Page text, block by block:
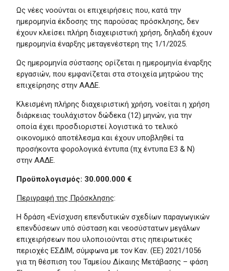
Ως νέες νοούνται οι επιχειρήσεις που, κατά την
ημερομηνία έκδοσης της παρούσας πρόσκλησης, δεν
έχουν κλείσει πλήρη διαχειριστική χρήση, δηλαδή έχουν
ημερομηνία έναρξης μεταγενέστερη της 1/1/2025.
Ως ημερομηνία σύστασης ορίζεται η ημερομηνία έναρξης
εργασιών, που εμφανίζεται στα στοιχεία μητρώου της
επιχείρησης στην ΑΑΔΕ.
Κλεισμένη πλήρης διαχειριστική χρήση, νοείται η χρήση
διάρκειας τουλάχιστον δώδεκα (12) μηνών, για την
οποία έχει προσδιοριστεί λογιστικά το τελικό
οικονομικό αποτέλεσμα και έχουν υποβληθεί τα
προσήκοντα φορολογικά έντυπα (πχ έντυπα Ε3 & Ν)
στην ΑΑΔΕ.
Προϋπολογισμός: 30.000.000 €
Περιγραφή της Πρόσκλησης:
Η δράση «Ενίσχυση επενδυτικών σχεδίων παραγωγικών
επενδύσεων υπό σύσταση και νεοσύστατων μεγάλων
επιχειρήσεων που υλοποιούνται στις ηπειρωτικές
περιοχές ΕΣΔΙΜ, σύμφωνα με τον Καν. (ΕΕ) 2021/1056
για τη θέσπιση του Ταμείου Δίκαιης Μετάβασης – φάση